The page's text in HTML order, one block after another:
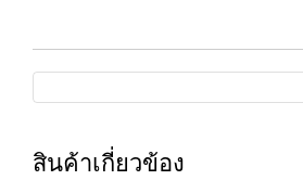
สินค้าเกี่ยวข้อง